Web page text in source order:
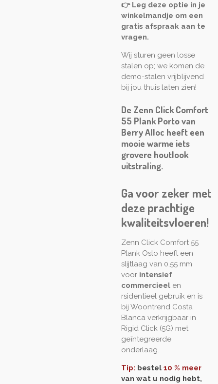
👉 Leg deze optie in je
winkelmandje om een
gratis afspraak aan te
vragen.
Wij sturen geen losse
stalen op; we komen de
demo-stalen vrijblijvend
bij jou thuis laten zien!
De Zenn Click Comfort
55 Plank Porto van
Berry Alloc heeft een
mooie warme iets
grovere houtlook
uitstraling.
Ga voor zeker met
deze prachtige
kwaliteitsvloeren!
Zenn Click Comfort 55
Plank Oslo heeft een
slijtlaag van 0,55 mm
voor intensief
commercieel en
rsidentieel gebruik en is
bij Woontrend Costa
Blanca verkrijgbaar in
Rigid Click (5G) met
geïntegreerde
onderlaag.
Tip: bestel 10 % meer
van wat u nodig hebt,